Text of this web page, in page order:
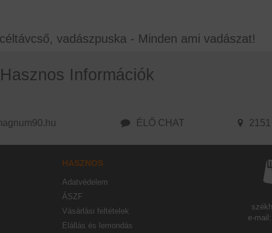
vadászpuska - Minden ami vadászat!
Hasznos Információk
ÉLŐ CHAT
HASZNOS
Adatvédelem
ÁSZF
Vásárlási feltételek
Elállás és lemondás
e-